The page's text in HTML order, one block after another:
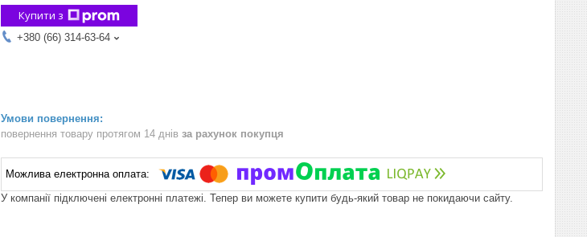
Купити з
+380 (66) 314-63-64
повернення товару протягом 14 днів за рахунок покупця
У компанії підключені електронні платежі. Тепер ви можете купити будь-який товар не покидаючи сайту.